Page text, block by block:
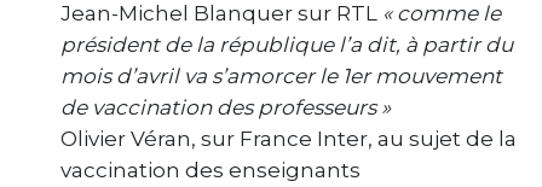
Jean-Michel Blanquer sur RTL « comme le
président de la république l’a dit, à partir du
mois d’avril va s’amorcer le 1er mouvement
de vaccination des professeurs »
Olivier Véran, sur France Inter, au sujet de la
vaccination des enseignants